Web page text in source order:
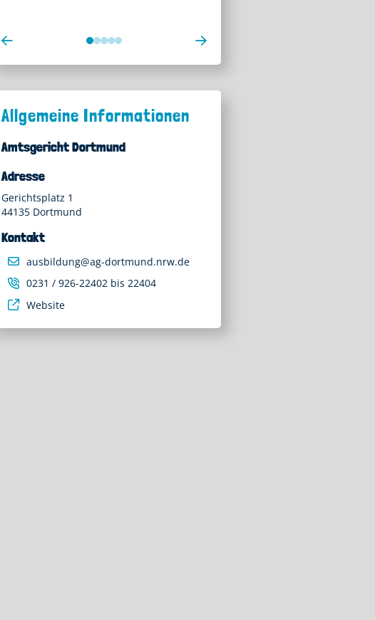
01234
Allgemeine Informationen
Amtsgericht Dortmund
Adresse
Gerichtsplatz 1
44135 Dortmund
Kontakt
ausbildung@ag-dortmund.nrw.de
0231 / 926-22402 bis 22404
Website